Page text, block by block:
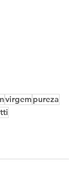
virgempureza